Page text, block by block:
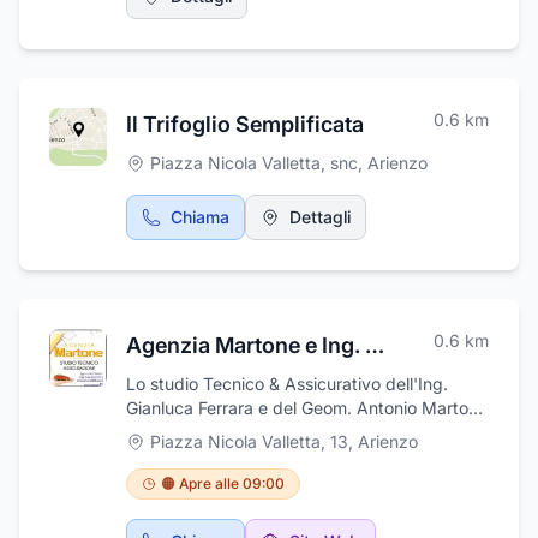
al servizio dei clienti . Se la tua vecchia auto
sostituiscila con una nuova affidati alla serietà
ferie.
Il Trifoglio Semplificata 0.6 km
Piazza Nicola Valletta, snc, Arienzo
Chiama Dettagli
Agenzia Martone e Ing. Ferrara Gianluca 0.6 km
Lo studio Tecnico & Assicurativo dell'Ing.
Gianluca Ferrara e del Geom. Antonio Martone
è un punto di riferimento per la città di
Arienzo e per tutta la valle di Suessola per le
consulenze nel settore edilizio e per le
coperture assicurative in tutti i rami. Il nostro
studio offre una vasta gamma di servizi che
Piazza Nicola Valletta, 13, Arienzo
🟠 Apre alle 09:00